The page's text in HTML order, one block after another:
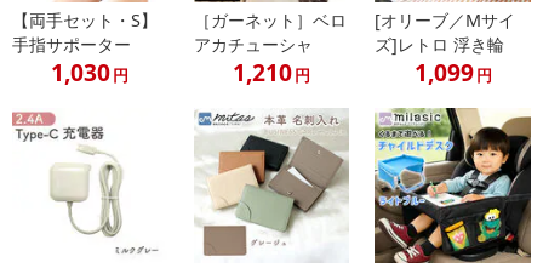
【両手セット・S】
手指サポーター
1,030円
［ガーネット］ベロ
アカチューシャ
1,210円
[オリーブ／Mサイ
ズ]レトロ 浮き輪
1,099円